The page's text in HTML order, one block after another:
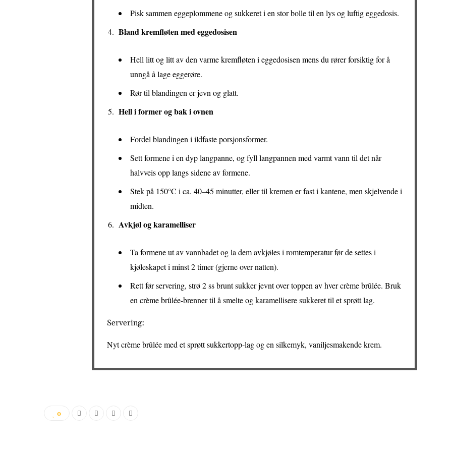
Pisk sammen eggeplommene og sukkeret i en stor bolle til en lys og luftig eggedosis.
Bland kremfløten med eggedosisen
Hell litt og litt av den varme kremfløten i eggedosisen mens du rører forsiktig for å
unngå å lage eggerøre.
Rør til blandingen er jevn og glatt.
Hell i former og bak i ovnen
Fordel blandingen i ildfaste porsjonsformer.
Sett formene i en dyp langpanne, og fyll langpannen med varmt vann til det når
halvveis opp langs sidene av formene.
Stek på 150°C i ca. 40–45 minutter, eller til kremen er fast i kantene, men skjelvende i
midten.
Avkjøl og karamelliser
Ta formene ut av vannbadet og la dem avkjøles i romtemperatur før de settes i
kjøleskapet i minst 2 timer (gjerne over natten).
Rett før servering, strø 2 ss brunt sukker jevnt over toppen av hver crème brûlée. Bruk
en crème brûlée-brenner til å smelte og karamellisere sukkeret til et sprøtt lag.
Servering:
Nyt crème brûlée med et sprøtt sukkertopp-lag og en silkemyk, vaniljesmakende krem.
0